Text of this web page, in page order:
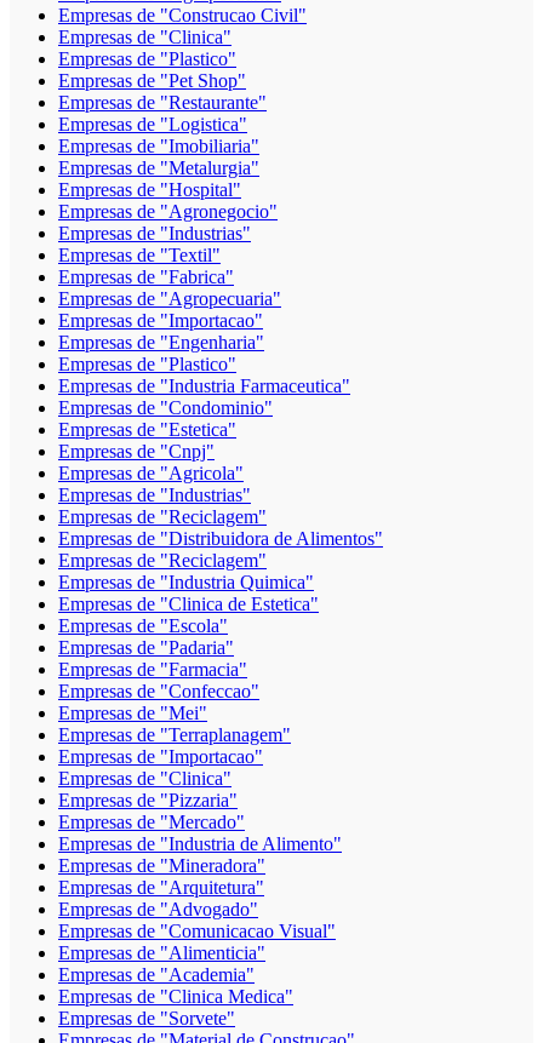
Empresas de "Construcao Civil"
Empresas de "Clinica"
Empresas de "Plastico"
Empresas de "Pet Shop"
Empresas de "Restaurante"
Empresas de "Logistica"
Empresas de "Imobiliaria"
Empresas de "Metalurgia"
Empresas de "Hospital"
Empresas de "Agronegocio"
Empresas de "Industrias"
Empresas de "Textil"
Empresas de "Fabrica"
Empresas de "Agropecuaria"
Empresas de "Importacao"
Empresas de "Engenharia"
Empresas de "Plastico"
Empresas de "Industria Farmaceutica"
Empresas de "Condominio"
Empresas de "Estetica"
Empresas de "Cnpj"
Empresas de "Agricola"
Empresas de "Industrias"
Empresas de "Reciclagem"
Empresas de "Distribuidora de Alimentos"
Empresas de "Reciclagem"
Empresas de "Industria Quimica"
Empresas de "Clinica de Estetica"
Empresas de "Escola"
Empresas de "Padaria"
Empresas de "Farmacia"
Empresas de "Confeccao"
Empresas de "Mei"
Empresas de "Terraplanagem"
Empresas de "Importacao"
Empresas de "Clinica"
Empresas de "Pizzaria"
Empresas de "Mercado"
Empresas de "Industria de Alimento"
Empresas de "Mineradora"
Empresas de "Arquitetura"
Empresas de "Advogado"
Empresas de "Comunicacao Visual"
Empresas de "Alimenticia"
Empresas de "Academia"
Empresas de "Clinica Medica"
Empresas de "Sorvete"